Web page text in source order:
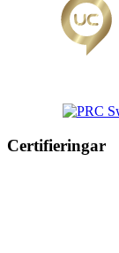
Certifieringar